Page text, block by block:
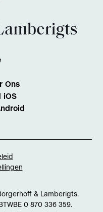
Ons
iOS
& Lamberigts.
0 870 336 359.